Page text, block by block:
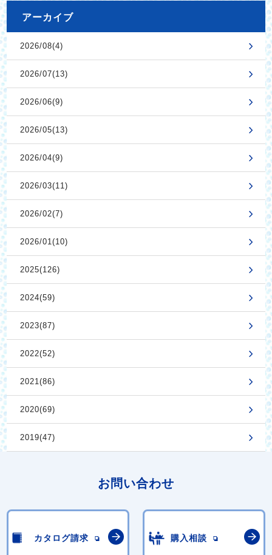
アーカイブ
2026/08(4)
2026/07(13)
2026/06(9)
2026/05(13)
2026/04(9)
2026/03(11)
2026/02(7)
2026/01(10)
2025(126)
2024(59)
2023(87)
2022(52)
2021(86)
2020(69)
2019(47)
お問い合わせ
カタログ請求 購入相談